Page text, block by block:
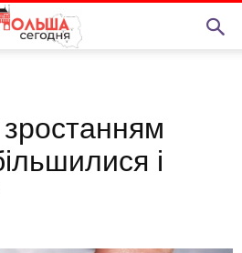
і